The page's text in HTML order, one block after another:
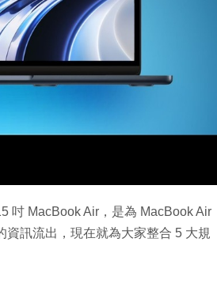
吋 MacBook Air，是為 MacBook Air
訊流出，現在就為大家整合 5 大規